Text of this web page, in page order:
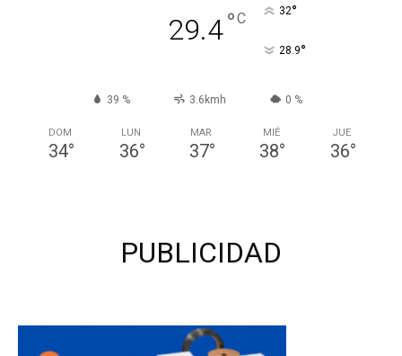
29.4°C 32°
28.9°
39 % 3.6kmh 0 %
DOM
34°
LUN
36°
MAR
37°
MIÉ
38°
JUE
36°
PUBLICIDAD